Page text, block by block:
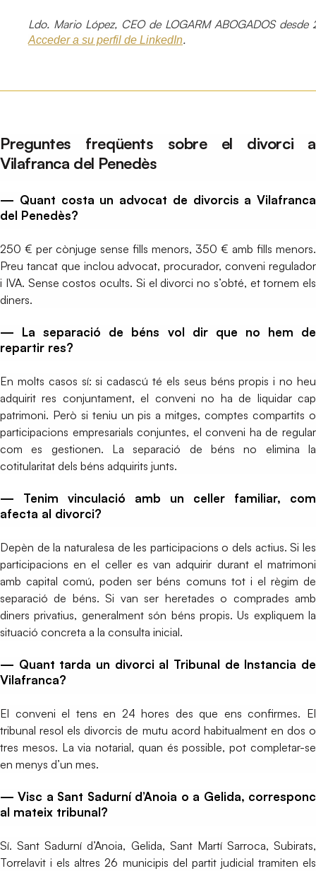
Ldo. Mario López, CEO de LOGARM ABOGADOS desde
Acceder a su perfil de LinkedIn.
Preguntes freqüents sobre el divorci a
Vilafranca del Penedès
— Quant costa un advocat de divorcis a Vilafranca
del Penedès?
250 € per cònjuge sense fills menors, 350 € amb fills menors.
Preu tancat que inclou advocat, procurador, conveni regulador
i IVA. Sense costos ocults. Si el divorci no s’obté, et tornem els
diners.
— La separació de béns vol dir que no hem de
repartir res?
En molts casos sí: si cadascú té els seus béns propis i no heu
adquirit res conjuntament, el conveni no ha de liquidar cap
patrimoni. Però si teniu un pis a mitges, comptes compartits o
participacions empresarials conjuntes, el conveni ha de regular
com es gestionen. La separació de béns no elimina la
cotitularitat dels béns adquirits junts.
— Tenim vinculació amb un celler familiar, com
afecta al divorci?
Depèn de la naturalesa de les participacions o dels actius. Si les
participacions en el celler es van adquirir durant el matrimoni
amb capital comú, poden ser béns comuns tot i el règim de
separació de béns. Si van ser heretades o comprades amb
diners privatius, generalment són béns propis. Us expliquem la
situació concreta a la consulta inicial.
— Quant tarda un divorci al Tribunal de Instancia de
Vilafranca?
El conveni el tens en 24 hores des que ens confirmes. El
tribunal resol els divorcis de mutu acord habitualment en dos o
tres mesos. La via notarial, quan és possible, pot completar-se
en menys d’un mes.
— Visc a Sant Sadurní d’Anoia o a Gelida, corresponc
al mateix tribunal?
Sí. Sant Sadurní d’Anoia, Gelida, Sant Martí Sarroca, Subirats,
Torrelavit i els altres 26 municipis del partit judicial tramiten els